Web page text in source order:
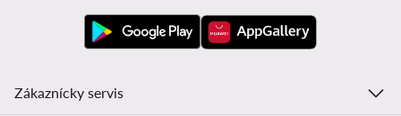
Zákaznícky servis